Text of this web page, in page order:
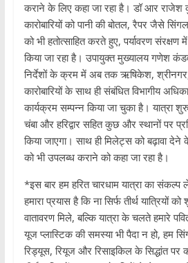
कराने के लिए कहा जा रहा है। डॉ आर राजेश
कारोबारियों को पानी की बोतल, रैपर जैसे
को भी हतोत्साहित करते हुए, पर्यावरण संरक्षण
किया जा रहा है। उपायुक्त मुख्यालय गणेश
निर्देशों के क्रम में अब तक ऋषिकेश,
कारोबारियों के साथ ही संबंधित विभागीय
कार्यक्रम सम्पन्न किया जा चुका है। यात्रा
चंबा और हरिद्वार सहित कुछ और स्थानों पर
किया जाएगा। साथ ही मिलेट्स को बढ़ावा देने
को भी उपलब्ध कराने को कहा जा रहा है।
*इस बार हम हरित चारधाम यात्रा का संकल्प
हमारा प्रयास है कि ना सिर्फ तीर्थ यात्रियों
वातावरण मिले, बल्कि यात्रा के चलते हमारे
यूज प्लास्टिक की समस्या भी पैदा न हो, हम
रिड्यूस, रियूज और रिसाइकिल के सिद्धांत